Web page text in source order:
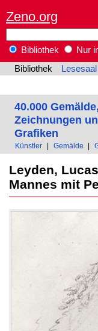
Zeno.org
Bibliothek
Nur
Bibliothek
Lesesaal
40.000 Gemälde,
Zeichnungen
Grafiken
Künstler Gemälde
Leyden,
Mannes mit